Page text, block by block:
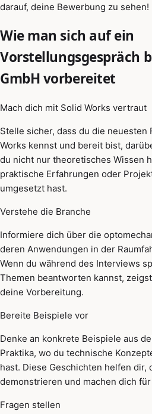
darauf, deine Bewerbung zu sehen!
Wie man sich auf ein
Vorstellungsgespräch
GmbH vorbereitet
Mach dich mit Solid Works vertraut
Stelle sicher, dass du die neuesten
Works kennst und bereit bist,
du nicht nur theoretisches Wissen
praktische Erfahrungen oder
umgesetzt hast.
Verstehe die Branche
Informiere dich über die
deren Anwendungen in der
Wenn du während des Interviews
Themen beantworten kannst,
deine Vorbereitung.
Bereite Beispiele vor
Denke an konkrete Beispiele aus
Praktika, wo du technische
hast. Diese Geschichten helfen dir,
demonstrieren und machen dich
Fragen stellen